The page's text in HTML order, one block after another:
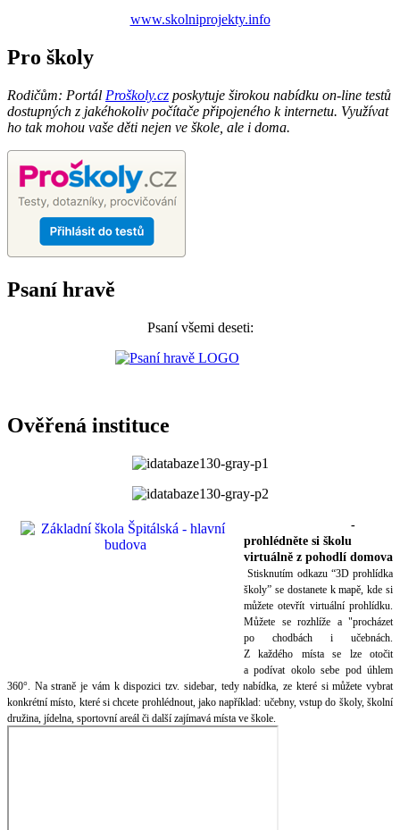
www.skolniprojekty.info
Pro školy
Rodičům: Portál Proškoly.cz poskytuje širokou nabídku on-line testů
dostupných z jakéhokoliv počítače připojeného k internetu. Využívat
ho tak mohou vaše děti nejen ve škole, ale i doma.
Psaní hravě
Psaní všemi deseti:
Ověřená instituce
-
prohlédněte si školu
virtuálně z pohodlí domova
Stisknutím odkazu “3D prohlídka
školy” se dostanete k mapě, kde si
můžete otevřít virtuální prohlídku.
Můžete se rozhlíže a "procházet
po chodbách i učebnách.
Z každého místa se lze otočit
a podívat okolo sebe pod úhlem
360°. Na straně je vám k dispozici tzv. sidebar, tedy nabídka, ze které si můžete vybrat
konkrétní místo, které si chcete prohlédnout, jako například: učebny, vstup do školy, školní
družina, jídelna, sportovní areál či další zajímavá místa ve škole.